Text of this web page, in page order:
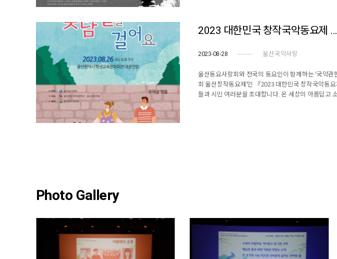
2023 대한민국 창작국악동요제 …
2023-08-28 울산국악사랑
울산동요사랑회와 전국의 동요인이 함께하는 ‘국악
회 울산창작동요제’인 『2023 대한민국 창작국악동
들과 시민 여러분을 초대합니다. 온 세상의 아름답고
Photo Gallery